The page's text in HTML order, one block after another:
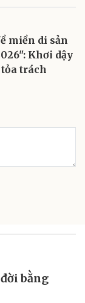
miền di sản
Khơi dậy
trách
bằng